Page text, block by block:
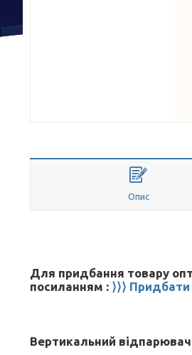
Опис
Для придбання товару
посиланням : ⟩⟩⟩ Придбати
Вертикальний